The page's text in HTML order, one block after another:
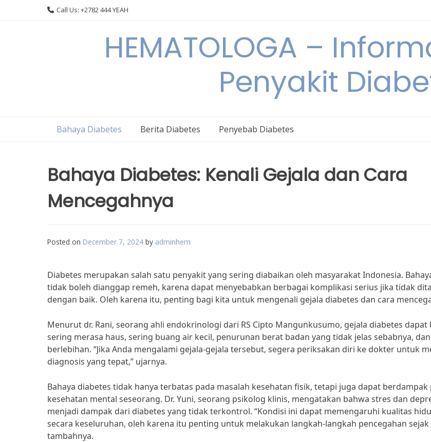
Call Us: +2782 444 YEAH
HEMATOLOGA –
Penyakit
Bahaya Diabetes Berita Diabetes Penyebab Diabetes
Bahaya Diabetes: Kenali Gejala dan Cara
Mencegahnya
Posted on December 7, 2024 by adminhem
Diabetes merupakan salah satu penyakit yang sering diabaikan oleh masyarakat Indonesia.
tidak boleh dianggap remeh, karena dapat menyebabkan berbagai komplikasi serius jika tidak
dengan baik. Oleh karena itu, penting bagi kita untuk mengenali gejala diabetes dan cara
Menurut dr. Rani, seorang ahli endokrinologi dari RS Cipto Mangunkusumo, gejala diabetes dapat
sering merasa haus, sering buang air kecil, penurunan berat badan yang tidak jelas sebabnya,
berlebihan. “Jika Anda mengalami gejala-gejala tersebut, segera periksakan diri ke dokter untuk
diagnosis yang tepat,” ujarnya.
Bahaya diabetes tidak hanya terbatas pada masalah kesehatan fisik, tetapi juga dapat berdampak
kesehatan mental seseorang. Dr. Yuni, seorang psikolog klinis, mengatakan bahwa stres dan
menjadi dampak dari diabetes yang tidak terkontrol. “Kondisi ini dapat memengaruhi kualitas
secara keseluruhan, oleh karena itu penting untuk melakukan langkah-langkah pencegahan sejak
tambahnya.